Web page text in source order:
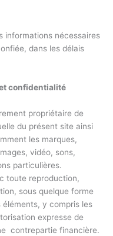
informations nécessaires
dans les délais
confidentialité
propriétaire de
du présent site ainsi
les marques,
vidéo, sons,
particulières.
toute reproduction,
sous quelque forme
y compris les
expresse de
contrepartie financière.